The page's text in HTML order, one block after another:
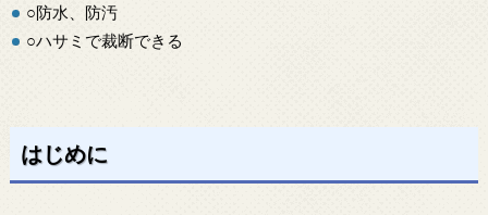
○防水、防汚
○ハサミで裁断できる
はじめに